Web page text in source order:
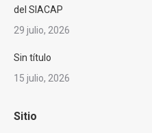
del SIACAP
29 julio, 2026
Sin título
15 julio, 2026
Sitio